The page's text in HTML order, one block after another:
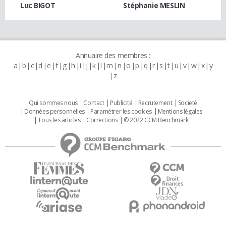
Luc BIGOT Stéphanie MESLIN
Annuaire des membres :
a b c d e f g h i j k l m n o p q r s t u v w x y
z
Qui sommes nous Contact Publicité Recrutement
Societé
Données personnelles
Paramétrer les cookies
Mentions légales
Tous les articles
Corrections © 2022 CCM Benchmark